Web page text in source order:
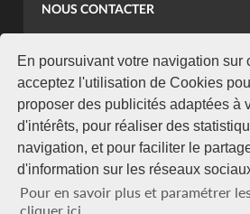
En poursuivant votre navigation sur
acceptez l'utilisation de Cookies
proposer des publicités adaptées à
d'intérêts, pour réaliser des
navigation, et pour faciliter le
d'information sur les réseaux
Pour en savoir plus et paramétrer
cliquer ici
NOUS CONTACTER
koaci@yahoo.fr
+225 07 08 85 52 93
NEWSLETTER
Restez connecté via notre newsletter
S'abonner
Se désabonner